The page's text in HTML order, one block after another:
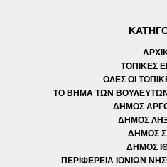
ΤΟΠΙΚΕΣ
ΟΛΕΣ ΟΙ
ΤΟ ΒΗΜΑ ΤΩΝ
ΔΗΜΟΣ
ΔΗΜΟΣ
ΔΗΜΟΣ
ΔΗΜΟΣ
ΠΕΡΙΦΕΡΕΙΑ ΙΟΝΙΩΝ